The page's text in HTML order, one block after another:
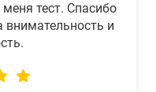
тест. Спасибо
и